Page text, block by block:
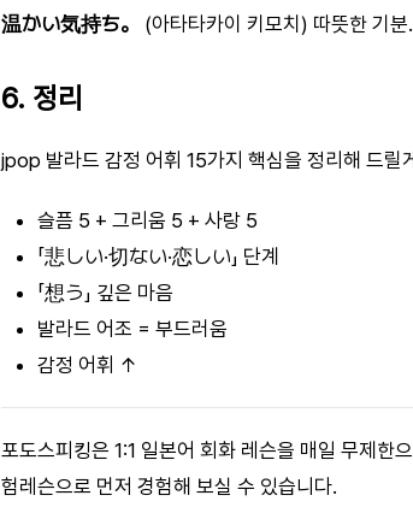
温かい気持ち。 (아타타카이 키모치) 따뜻한 기분.
6. 정리
jpop 발라드 감정 어휘 15가지 핵심을 정리해 드릴
슬픔 5 + 그리움 5 + 사랑 5
「悲しい·切ない·恋しい」 단계
「想う」 깊은 마음
발라드 어조 = 부드러움
감정 어휘 ↑
포도스피킹은 1:1 일본어 회화 레슨을 매일 무제한
험레슨으로 먼저 경험해 보실 수 있습니다.